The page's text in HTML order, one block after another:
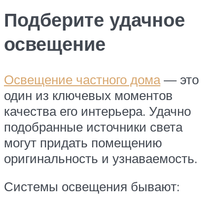
Подберите удачное
освещение
Освещение частного дома— это
один из ключевых моментов
качества его интерьера. Удачно
подобранные источники света
могут придать помещению
оригинальность и узнаваемость.
Системы освещения бывают: